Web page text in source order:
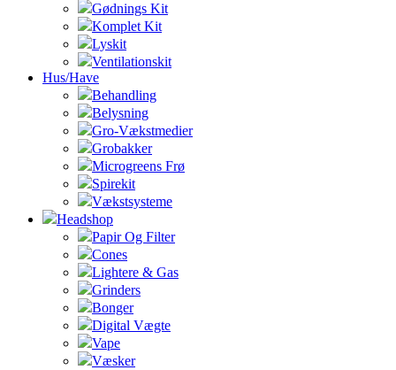
Gødnings Kit
Komplet Kit
Lyskit
Ventilationskit
Hus/Have
Behandling
Belysning
Gro-Vækstmedier
Grobakker
Microgreens Frø
Spirekit
Vækstsysteme
Headshop
Papir Og Filter
Cones
Lightere & Gas
Grinders
Bonger
Digital Vægte
Vape
Væsker